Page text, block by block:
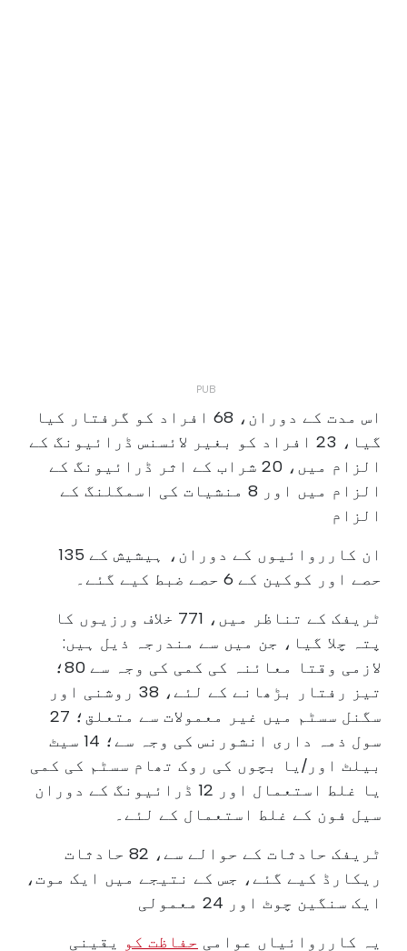
اس مدت کے دوران، 68 افراد کو گرفتار کیا
گیا، 23 افراد کو بغیر لائسنس ڈرائیونگ کے
الزام میں، 20 شراب کے اثر ڈرائیونگ کے
الزام میں اور 8 منشیات کی اسمگلنگ کے
الزام
ان کارروائیوں کے دوران، ہیشیش کے 135
حصے اور کوکین کے 6 حصے ضبط کیے گئے۔
ٹریفک کے تناظر میں، 771 خلاف ورزیوں کا
پتہ چلا گیا، جن میں سے مندرجہ ذیل ہیں:
لازمی وقتا معائنہ کی کمی کی وجہ سے 80؛
تیز رفتار بڑھانے کے لئے، 38 روشنی اور
سگنل سسٹم میں غیر معمولات سے متعلق؛ 27
سول ذمہ داری انشورنس کی وجہ سے؛ 14 سیٹ
بیلٹ اور/یا بچوں کی روک تھام سسٹم کی کمی
یا غلط استعمال اور 12 ڈرائیونگ کے دوران
سیل فون کے غلط استعمال کے لئے۔
ٹریفک حادثات کے حوالے سے، 82 حادثات
ریکارڈ کیے گئے، جس کے نتیجے میں ایک موت،
ایک سنگین چوٹ اور 24 معمولی
یہ کارروائیاں عوامی حفاظت کو یقینی